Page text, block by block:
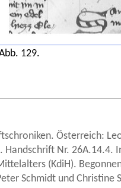
129.
Österreich:
Handschrift Nr. 26A.14.4.
(KdiH).
Schmidt und Christine